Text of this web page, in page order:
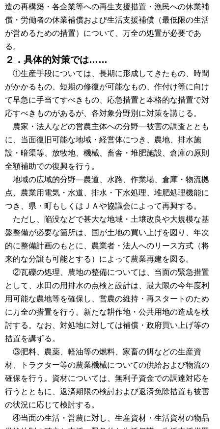
造の再構築・各企業等への再生支援措置・漁民への休業補
償・労働者の休業補償および生活支援補償（最低限の生活
が営めるための措置）について、万全の処置が必要であ
る。
２．具体的対策では……
①生産手段については、長期に形成してきたもの、時間
がかかるもの、短期の修復が可能なもの、作付け等に向け
て早急に手当てすべきもの、応急措置と本格的な措置で対
応すべきものがあるが、各対象分野別に対策を講じる。
農家・法人などの営農主体への分野―被害の調査ととも
に、当面復旧可能な地域・経営体につき、農地、排水施
設・暗渠等、放牧地、機械、畜舎・堆肥施設、倉庫の原則
全額補助での復興を行う。
地域の広域的分野―農道、水路、作業場、倉庫・物流拠
点、農業用電気・水道、排水・下水処理、堆肥処理機能に
つき、県・町もしくはＪＡや協議会によって再興する。
ただし、陥没などで甚大な地域・土壌改良や大規模な基
盤整備が必要な箇所は、国が土地の買い上げを図り、年次
的に整備計画のもとに、農業者・法人へのリース方式（将
来的な分譲も可能とする）によって農業再建を図る。
②瓦礫の処理、農地の整備については、当面の緊急措置
として、水田の用排水の点検と設計は、最大限の今年度利
用可能な農地等を確保し、営農の維持・再スタートのため
に万全の措置を行う。新たな耕作地・公共用地の造成を検
討する。なお、対処地に対しては補償・政府買い上げ等の
措置を講ずる。
③肥料、農薬、軽油等の燃料、家畜の餌などの生産資
材、トラクター等の農業機械についての供給および物流の
確保を行う。資材については、無利子資金での調達対応を
行うとともに、返済期限の検討および返済免除措置も被害
の状況に応じて検討する。
④当面の生活・営農に対し、生産資材・生活資材の物品